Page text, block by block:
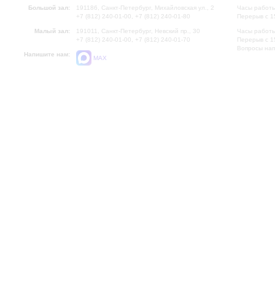
Большой зал:
191186, Санкт-Петербург, Михайловская ул., 2
+7 (812) 240-01-00, +7 (812) 240-01-80
Малый зал:
191011, Санкт-Петербург, Невский пр., 30
+7 (812) 240-01-00, +7 (812) 240-01-70
Напишите нам:
MAX
Часы
Перерыв с
Часы
Перерыв с
Вопросы